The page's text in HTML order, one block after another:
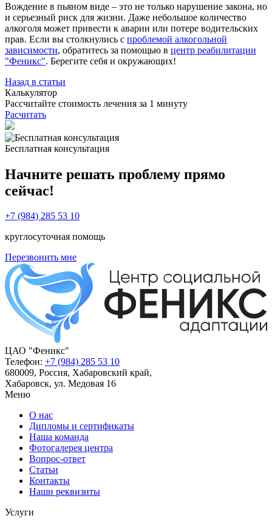
Вождение в пьяном виде – это не только нарушение закона, но
и серьезный риск для жизни. Даже небольшое количество
алкоголя может привести к аварии или потере водительских
прав. Если вы столкнулись с проблемой алкогольной
зависимости, обратитесь за помощью в центр реабилитации
"Феникс". Берегите себя и окружающих!
Назад в статьи
Калькулятор
Рассчитайте стоимость лечения за 1 минуту
Расчитать
Бесплатная консультация
Начните решать проблему прямо
сейчас!
+7 (984) 285 53 10
круглосуточная помощь
Перезвонить мне
ЦАО "Феникс"
Телефон: +7 (984) 285 53 10
680009, Россия, Хабаровский край,
Хабаровск, ул. Медовая 16
Меню
О нас
Дипломы и сертификаты
Наша команда
Фотогалерея центра
Вопрос-ответ
Статьи
Контакты
Наши реквизиты
Услуги